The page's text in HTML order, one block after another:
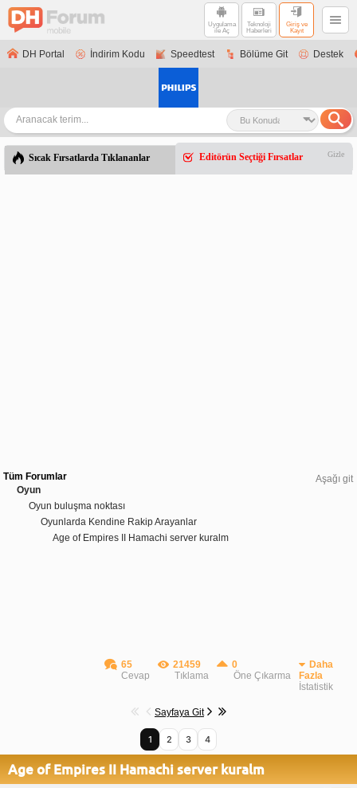
Uygulama
ile Aç
Teknoloji
Haberleri
Giriş ve
Kayıt
DH Portal İndirim Kodu Speedtest Bölüme Git Destek
Sıcak Fırsatlarda Tıklananlar Editörün Seçtiği Fırsatlar Gizle
Aşağı git
Tüm Forumlar
Oyun
Oyun buluşma noktası
Oyunlarda Kendine Rakip Arayanlar
Age of Empires II Hamachi server kuralm
65
Cevap
21459
Tıklama
0
Öne Çıkarma
Daha
Fazla
İstatistik
Sayfaya Git
1 2 3 4
Age of Empires II Hamachi server kuralm